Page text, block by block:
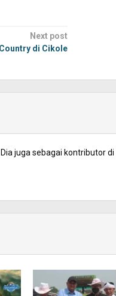
Next post
di Cikole
juga sebagai kontributor di